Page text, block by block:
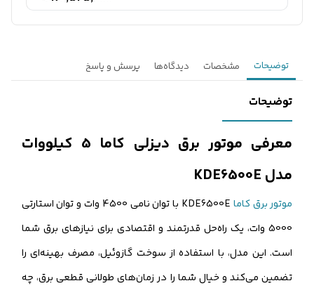
توضیحات مشخصات دیدگاه‌ها پرسش و پاسخ
توضیحات
معرفی موتور برق دیزلی کاما 5 کیلووات
مدل KDE6500E
موتور برق کاما
KDE6500E با توان نامی 4500 وات و توان استارتی
5000 وات، یک راه‌حل قدرتمند و اقتصادی برای نیازهای برق شما
است. این مدل، با استفاده از سوخت گازوئیل، مصرف بهینه‌ای را
تضمین می‌کند و خیال شما را در زمان‌های طولانی قطعی برق، چه